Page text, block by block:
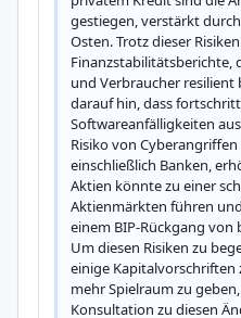
gestiegen, verstärkt
Osten. Trotz dieser
Finanzstabilitätsberichte,
und Verbraucher resilient
darauf hin, dass
Softwareanfälligkeiten
Risiko von
einschließlich Banken,
Aktien könnte zu einer
Aktienmärkten führen
einem BIP-Rückgang von
Um diesen Risiken zu
einige Kapitalvorschriften
mehr Spielraum zu
Konsultation zu diesen